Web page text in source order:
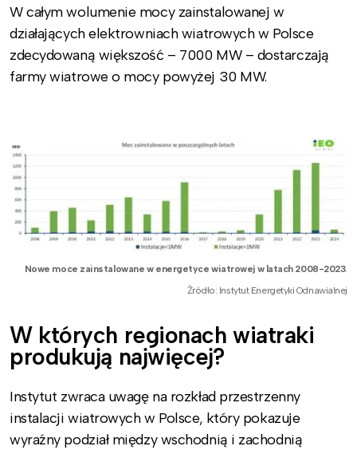
W całym wolumenie mocy zainstalowanej w
działających elektrowniach wiatrowych w Polsce
zdecydowaną większość – 7000 MW – dostarczają
farmy wiatrowe o mocy powyżej 30 MW.
Nowe moce zainstalowane w energetyce wiatrowej w latach 2008-2023.
Źródło: Instytut Energetyki Odnawialnej
W których regionach wiatraki
produkują najwięcej?
Instytut zwraca uwagę na rozkład przestrzenny
instalacji wiatrowych w Polsce, który pokazuje
wyraźny podział między wschodnią i zachodnią